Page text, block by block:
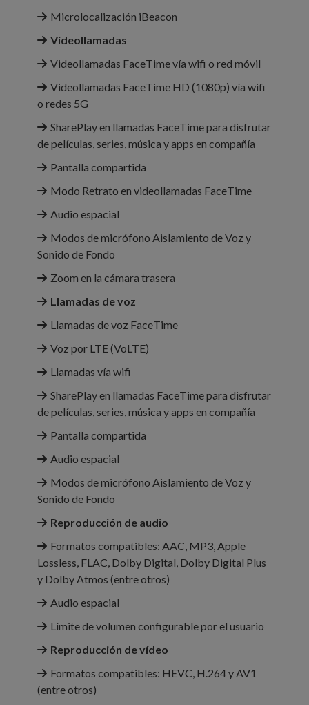
Microlocalización iBeacon
Videollamadas
Videollamadas FaceTime vía wifi o red móvil
Videollamadas FaceTime HD (1080p) vía wifi
o redes 5G
SharePlay en llamadas FaceTime para disfrutar
de películas, series, música y apps en compañía
Pantalla compartida
Modo Retrato en videollamadas FaceTime
Audio espacial
Modos de micrófono Aislamiento de Voz y
Sonido de Fondo
Zoom en la cámara trasera
Llamadas de voz
Llamadas de voz FaceTime
Voz por LTE (VoLTE)
Llamadas vía wifi
SharePlay en llamadas FaceTime para disfrutar
de películas, series, música y apps en compañía
Pantalla compartida
Audio espacial
Modos de micrófono Aislamiento de Voz y
Sonido de Fondo
Reproducción de audio
Formatos compatibles: AAC, MP3, Apple
Lossless, FLAC, Dolby Digital, Dolby Digital Plus
y Dolby Atmos (entre otros)
Audio espacial
Límite de volumen configurable por el usuario
Reproducción de vídeo
Formatos compatibles: HEVC, H.264 y AV1
(entre otros)